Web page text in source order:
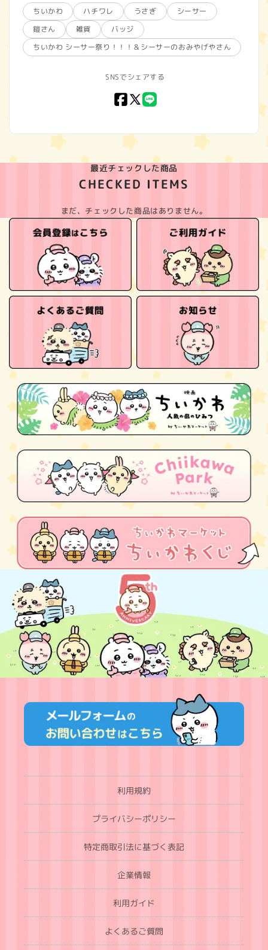
ちいかわ ハチワレ うさぎ
シーサー
鎧さん
雑貨
バッジ
ちいかわ シーサー祭り！！！＆シーサーのおみやげやさん
SNSでシェアする
Facebook
X
最近チェックした商品
CHECKED ITEMS
まだ、チェックした商品はありません。
利用規約
プライバシーポリシー
特定商取引法に基づく表記
企業情報
利用ガイド
よくあるご質問